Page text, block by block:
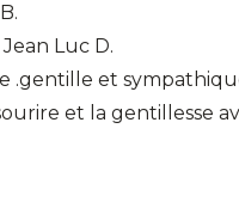
Luc D.
.gentille et
et la gentillesse